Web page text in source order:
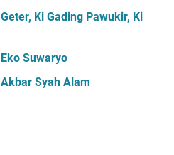
Ki Gading Pawukir, Ki
Suwaryo
Syah Alam